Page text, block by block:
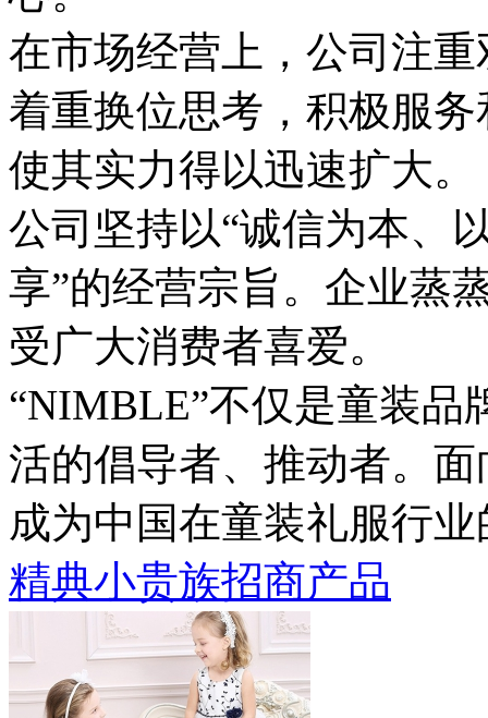
在市场经营上，公司注
着重换位思考，积极服
使其实力得以迅速扩大。
公司坚持以“诚信为本、
享”的经营宗旨。企业蒸
受广大消费者喜爱。
“NIMBLE”不仅是童装品
活的倡导者、推动者。
成为中国在童装礼服行
精典小贵族招商产品